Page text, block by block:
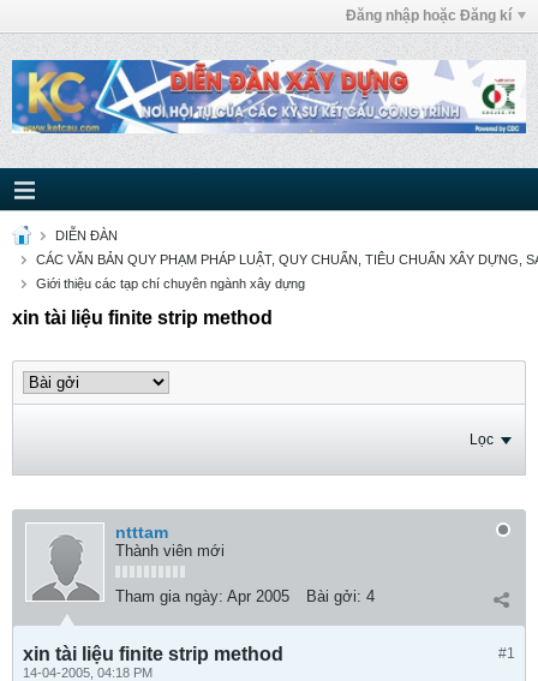
Đăng nhập hoặc Đăng kí
DIỄN ĐÀN
CÁC VĂN BẢN QUY PHẠM PHÁP LUẬT, QUY CHUẨN, TIÊU CHUẨN XÂY DỰNG,
Giới thiệu các tạp chí chuyên ngành xây dựng
xin tài liệu finite strip method
Lọc
ntttam
Thành viên mới
Tham gia ngày: Apr 2005 Bài gởi: 4
#1
xin tài liệu finite strip method
14-04-2005, 04:18 PM